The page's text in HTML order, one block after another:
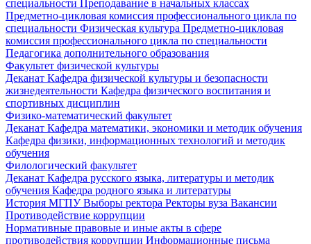
специальности Преподавание в начальных классах
Предметно-цикловая комиссия профессионального цикла по
специальности Физическая культура Предметно-цикловая
комиссия профессионального цикла по специальности
Педагогика дополнительного образования
Факультет физической культуры
Деканат Кафедра физической культуры и безопасности
жизнедеятельности Кафедра физического воспитания и
спортивных дисциплин
Физико-математический факультет
Деканат Кафедра математики, экономики и методик обучения
Кафедра физики, информационных технологий и методик
обучения
Филологический факультет
Деканат Кафедра русского языка, литературы и методик
обучения Кафедра родного языка и литературы
История МГПУВыборы ректора Ректоры вуза Вакансии
Противодействие коррупции
Нормативные правовые и иные акты в сфере
противодействия коррупции Информационные письма